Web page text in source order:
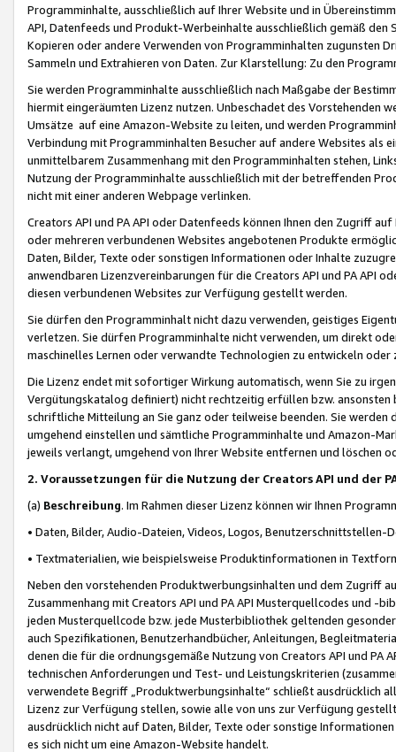
Programminhalte, ausschließlich auf Ihrer Website und in
API, Datenfeeds und Produkt-Werbeinhalte ausschließlich gemäß
Kopieren oder andere Verwenden von Programminhalten zugunsten
Sammeln und Extrahieren von Daten. Zur Klarstellung: Zu den
Sie werden Programminhalte ausschließlich nach Maßgabe der
hiermit eingeräumten Lizenz nutzen. Unbeschadet des Vorstehenden
Umsätze auf eine Amazon-Website zu leiten, und werden
Verbindung mit Programminhalten Besucher auf andere Websites als
unmittelbarem Zusammenhang mit den Programminhalten stehen,
Nutzung der Programminhalte ausschließlich mit der betreffenden
nicht mit einer anderen Webpage verlinken.
Creators API und PA API oder Datenfeeds können Ihnen den Zugriff
oder mehreren verbundenen Websites angebotenen Produkte
Daten, Bilder, Texte oder sonstigen Informationen oder Inhalte
anwendbaren Lizenzvereinbarungen für die Creators API und PA API
diesen verbundenen Websites zur Verfügung gestellt werden.
Sie dürfen den Programminhalt nicht dazu verwenden, geistiges
verletzen. Sie dürfen Programminhalte nicht verwenden, um direkt
maschinelles Lernen oder verwandte Technologien zu entwickeln
Die Lizenz endet mit sofortiger Wirkung automatisch, wenn Sie zu
Vergütungskatalog definiert) nicht rechtzeitig erfüllen bzw. ansonsten
schriftliche Mitteilung an Sie ganz oder teilweise beenden. Sie werden
umgehend einstellen und sämtliche Programminhalte und Amazon-
jeweils verlangt, umgehend von Ihrer Website entfernen und löschen
2. Voraussetzungen für die Nutzung der Creators API und der
(a) Beschreibung. Im Rahmen dieser Lizenz können wir Ihnen
• Daten, Bilder, Audio-Dateien, Videos, Logos, Benutzerschnittstellen-
• Textmaterialien, wie beispielsweise Produktinformationen in
Neben den vorstehenden Produktwerbungsinhalten und dem Zugriff
Zusammenhang mit Creators API und PA API Musterquellcodes und
jeden Musterquellcode bzw. jede Musterbibliothek geltenden
auch Spezifikationen, Benutzerhandbücher, Anleitungen,
denen die für die ordnungsgemäße Nutzung von Creators API und PA
technischen Anforderungen und Test- und Leistungskriterien
verwendete Begriff „Produktwerbungsinhalte“ schließt ausdrücklich
Lizenz zur Verfügung stellen, sowie alle von uns zur Verfügung
ausdrücklich nicht auf Daten, Bilder, Texte oder sonstige
es sich nicht um eine Amazon-Website handelt.